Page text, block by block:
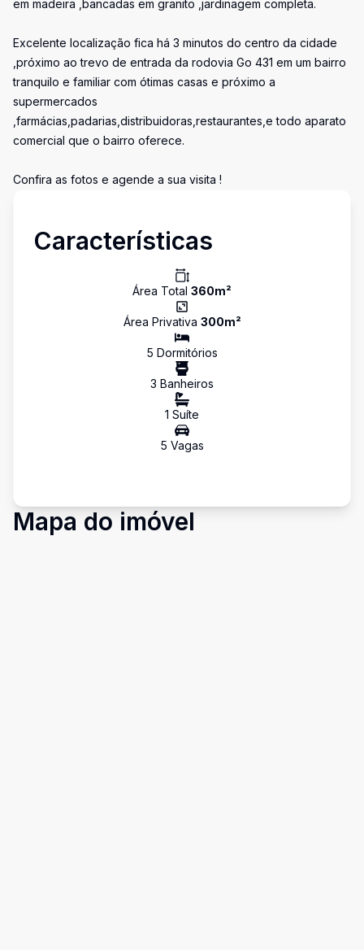
em madeira ,bancadas em granito ,jardinagem completa.
Excelente localização fica há 3 minutos do centro da cidade
,próximo ao trevo de entrada da rodovia Go 431 em um bairro
tranquilo e familiar com ótimas casas e próximo a
supermercados
,farmácias,padarias,distribuidoras,restaurantes,e todo aparato
comercial que o bairro oferece.
Confira as fotos e agende a sua visita !
Características
Área Total 360m²
Área Privativa 300m²
5 Dormitórios
3 Banheiros
1 Suíte
5 Vagas
Mapa do imóvel